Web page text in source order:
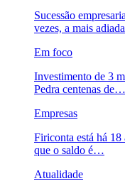
Sucessão
vezes, a mais adiada
Em foco
Investimento de 3
Pedra centenas de…
Empresas
Firiconta está há 18
que o saldo é…
Atualidade